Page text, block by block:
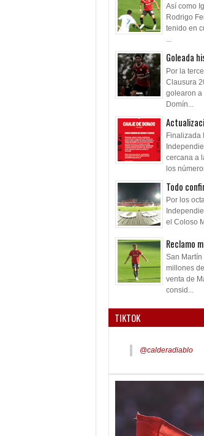
Así como
Rodrigo
tenido en
...
Goleada
Por la
Clausura
golearon a
Domín...
Finalizada
cercana a
los
Todo
Por los
el Coloso
Reclamo
San
millones
venta de
consid...
TIKTOK
@calderadiablo